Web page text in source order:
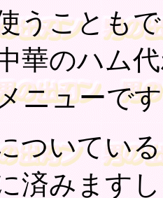
うことも
華のハム
ニューで
いている
済みます